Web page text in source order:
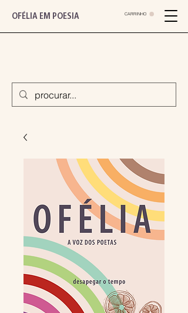
OFÉLIA EM POESIA CARRINHO